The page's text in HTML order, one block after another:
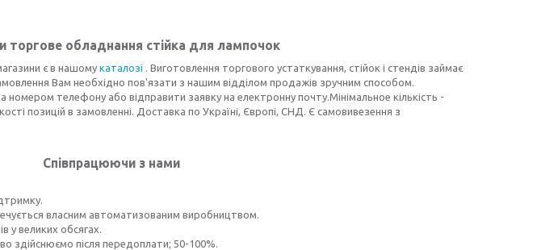
торгове обладнання стійка для лампочок
є в нашому каталозі
. Виготовлення торгового устаткування, стійок і стендів займає
Вам необхідно пов'язати з нашим відділом продажів зручним способом.
телефону або відправити заявку на електронну почту.Мінімальное кількість -
позицій в замовленні. Доставка по Україні, Європі, СНД. Є самовивезення з
Співпрацюючи з нами
власним автоматизованим виробництвом.
у великих обсягах.
здійснюємо після передоплати; 50-100%.